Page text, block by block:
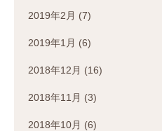
2019年2月 (7)
2019年1月 (6)
2018年12月 (16)
2018年11月 (3)
2018年10月 (6)